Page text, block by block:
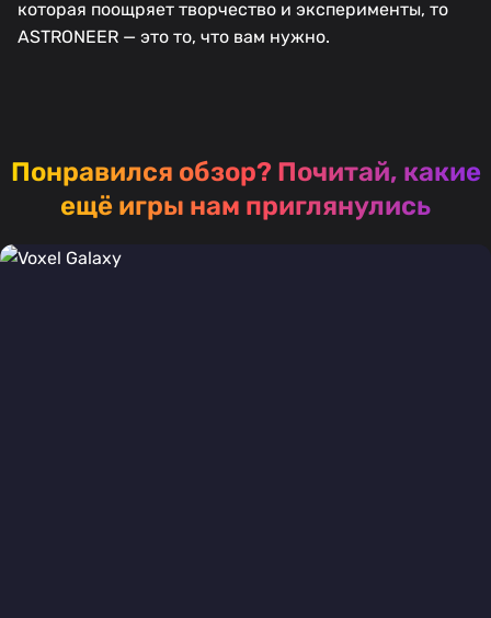
которая поощряет творчество и эксперименты, то
ASTRONEER — это то, что вам нужно.
Понравился обзор? Почитай, какие
ещё игры нам приглянулись